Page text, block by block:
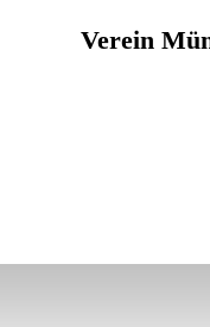
Verein